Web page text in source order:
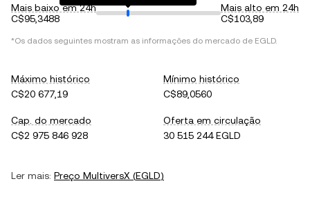
Mais baixo em 24h
C$95,3488
Mais alto em 24h
C$103,89
*Os dados seguintes mostram as informações do mercado de EGLD.
Máximo histórico
C$20 677,19
Mínimo histórico
C$89,0560
Cap. do mercado
C$2 975 846 928
Oferta em circulação
30 515 244 EGLD
Ler mais: Preço MultiversX (EGLD)